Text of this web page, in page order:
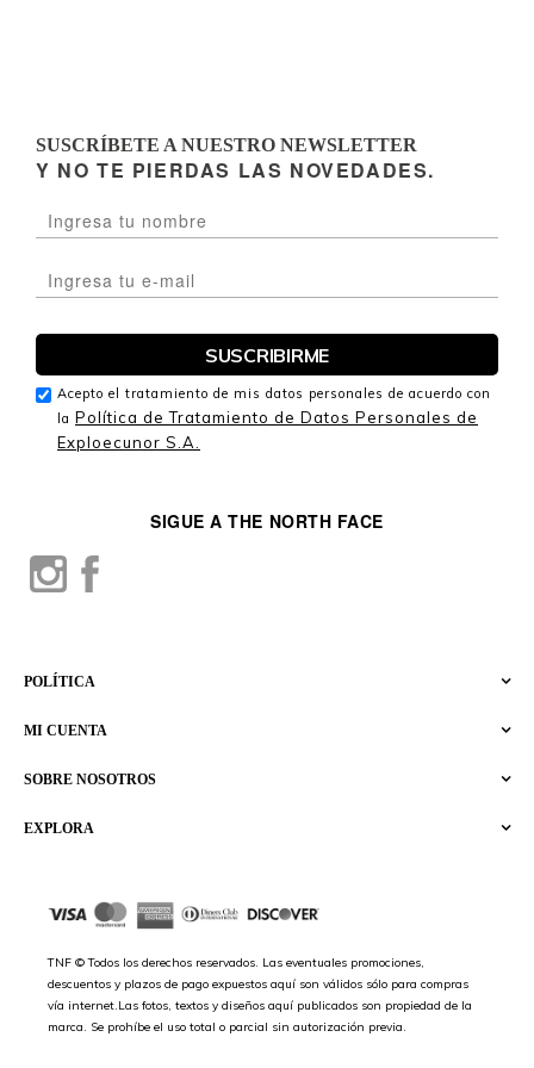
EXPLORA
SOBRE NOSOTROS
MI CUENTA
POLÍTICA
SIGUE A THE NORTH FACE
TNF © Todos los derechos reservados. Las eventuales promociones,
descuentos y plazos de pago expuestos aquí son válidos sólo para compras
vía internet.Las fotos, textos y diseños aquí publicados son propiedad de la
marca. Se prohíbe el uso total o parcial sin autorización previa.
SUSCRÍBETE A NUESTRO NEWSLETTER
Y NO TE PIERDAS LAS NOVEDADES.
Acepto el tratamiento de mis datos personales de acuerdo con
la Política de Tratamiento de Datos Personales de
Exploecunor S.A.